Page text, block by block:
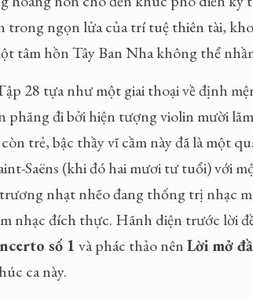
trong ngọn lửa của trí tuệ thiên tài,
tâm hồn Tây Ban Nha không thể
28 tựa như một giai thoại về định
phăng đi bởi hiện tượng violin mười
trẻ, bậc thầy vĩ cầm này đã là một
Saëns (khi đó hai mươi tư tuổi) với
nhạt nhẽo đang thống trị nhạc
nhạc đích thực. Hãnh diện trước lời
số 1 và phác thảo nênLời mở
ca này.